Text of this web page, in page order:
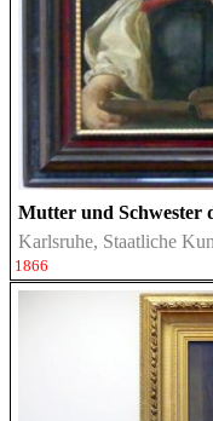
Mutter und Schwester
Karlsruhe, Staatliche
1866